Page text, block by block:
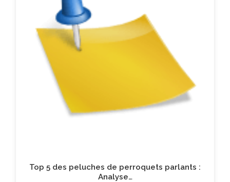
Top 5 des peluches de perroquets parlants :
Analyse…